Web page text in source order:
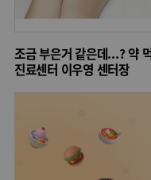
조금 부은거 같은데...? 약
진료센터 이우영 센터장